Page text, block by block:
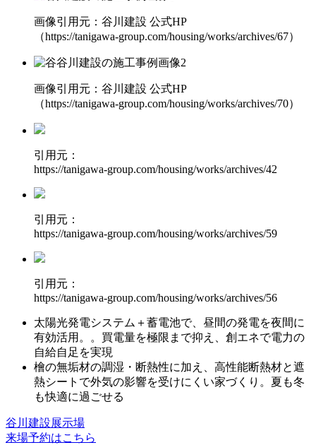
画像引用元：谷川建設 公式HP
（https://tanigawa-group.com/housing/works/archives/67）
画像引用元：谷川建設 公式HP
（https://tanigawa-group.com/housing/works/archives/70）
引用元：
https://tanigawa-group.com/housing/works/archives/42
引用元：
https://tanigawa-group.com/housing/works/archives/59
引用元：
https://tanigawa-group.com/housing/works/archives/56
太陽光発電システム＋蓄電池で、昼間の発電を夜間に
有効活用。
。買電量を極限まで抑え、創エネで電力の
自給自足を実現
檜の無垢材の調湿・断熱性に加え、 高性能断熱材と遮
熱シートで外気の影響を受けにくい家づくり。夏も冬
も快適に過ごせる
谷川建設展示場
来場予約はこちら